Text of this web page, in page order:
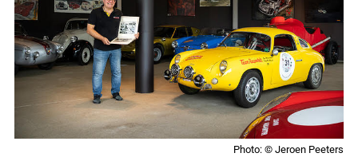
Photo: © Jeroen Peeters